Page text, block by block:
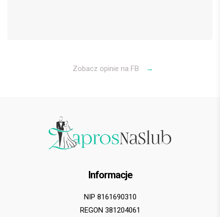
Zobacz opinie na FB →
Informacje
NIP 8161690310
REGON 381204061